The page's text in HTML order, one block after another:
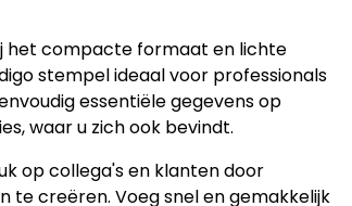
het compacte formaat en lichte
stempel ideaal voor professionals
essentiële gegevens op
waar u zich ook bevindt.
op collega's en klanten door
te creëren. Voeg snel en gemakkelijk